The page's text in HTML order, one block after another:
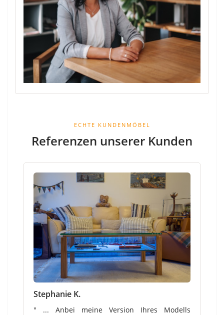
ECHTE KUNDENMÖBEL
Referenzen unserer Kunden
Stephanie K.
" ... Anbei meine Version Ihres Modells